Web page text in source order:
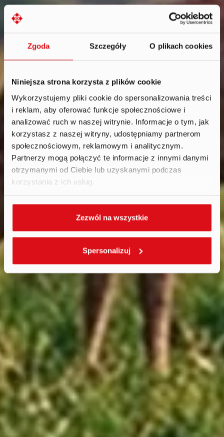
Zgoda Szczegóły O plikach cookies
Niniejsza strona korzysta z plików cookie
Wykorzystujemy pliki cookie do spersonalizowania treści
i reklam, aby oferować funkcje społecznościowe i
analizować ruch w naszej witrynie. Informacje o tym, jak
korzystasz z naszej witryny, udostępniamy partnerom
społecznościowym, reklamowym i analitycznym.
Partnerzy mogą połączyć te informacje z innymi danymi
otrzymanymi od Ciebie lub uzyskanymi podczas
korzystania z ich usług.
Zezwól na wszystkie
Spersonalizuj
Aktualności.
2023